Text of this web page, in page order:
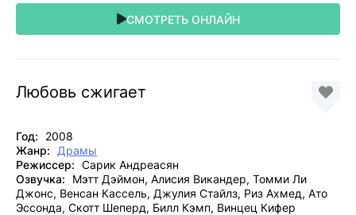
СМОТРЕТЬ ОНЛАЙН
Любовь сжигает
Год:
2008
Жанр:
Драмы
Режиссер: Сарик Андреасян
Озвучка:
Мэтт Дэймон, Алисия Викандер, Томми Ли
Джонс, Венсан Кассель, Джулия Стайлз, Риз Ахмед, Ато
Эссонда, Скотт Шеперд, Билл Кэмп, Винцец Кифер